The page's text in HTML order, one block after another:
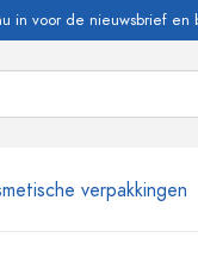
in voor de nieuwsbrief en
verpakkingen